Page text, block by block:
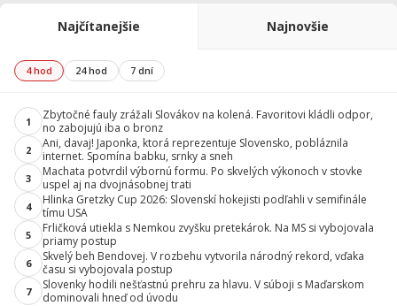
Najčítanejšie Najnovšie
4 hod 24 hod 7 dní
1
Zbytočné fauly zrážali Slovákov na kolená. Favoritovi kládli odpor,
no zabojujú iba o bronz
2
Ani, davaj! Japonka, ktorá reprezentuje Slovensko, pobláznila
internet. Spomína babku, srnky a sneh
3
Machata potvrdil výbornú formu. Po skvelých výkonoch v stovke
uspel aj na dvojnásobnej trati
4
Hlinka Gretzky Cup 2026: Slovenskí hokejisti podľahli v semifinále
tímu USA
5
Frličková utiekla s Nemkou zvyšku pretekárok. Na MS si vybojovala
priamy postup
6
Skvelý beh Bendovej. V rozbehu vytvorila národný rekord, vďaka
času si vybojovala postup
7
Slovenky hodili nešťastnú prehru za hlavu. V súboji s Maďarskom
dominovali hneď od úvodu